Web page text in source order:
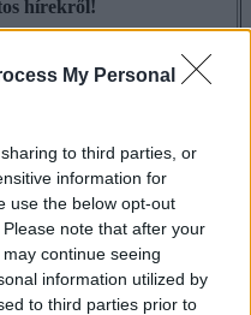
My Personal
to third parties, or
information for
use the below opt-out
note that after your
continue seeing
information utilized by
to third parties prior to
hírekről!